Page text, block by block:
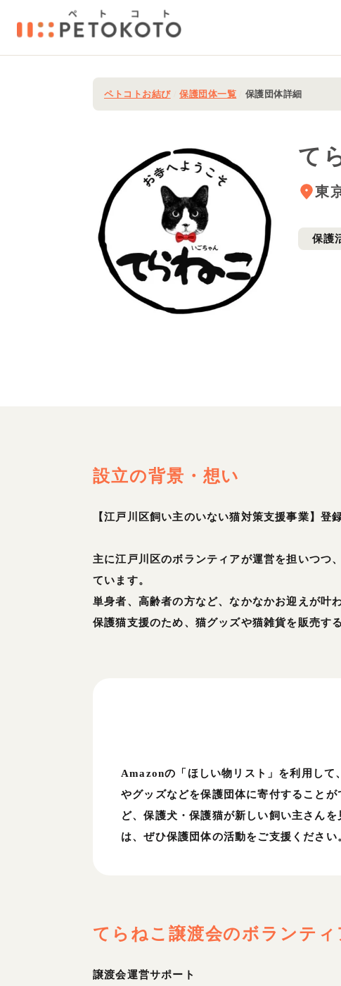
ペトコトお結び 保護団体一覧 保護団体詳細
て
東
保護
設立の背景・想い
【江戸川区飼い主のいない猫対策支援事業】
主に江戸川区のボランティアが運営を担いつつ
ています。
単身者、高齢者の方など、なかなかお迎えが叶
保護猫支援のため、猫グッズや猫雑貨を販売す
Amazonの「ほしい物リスト」を利用して
やグッズなどを保護団体に寄付すること
ど、保護犬・保護猫が新しい飼い主さん
は、ぜひ保護団体の活動をご支援ください
てらねこ譲渡会のボランティ
譲渡会運営サポート